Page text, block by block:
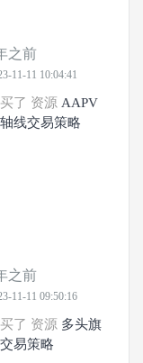
之前
11-11 10:04:41
了 资源 AAPV
线交易策略
之前
11-11 09:50:16
了 资源 多头旗
易策略